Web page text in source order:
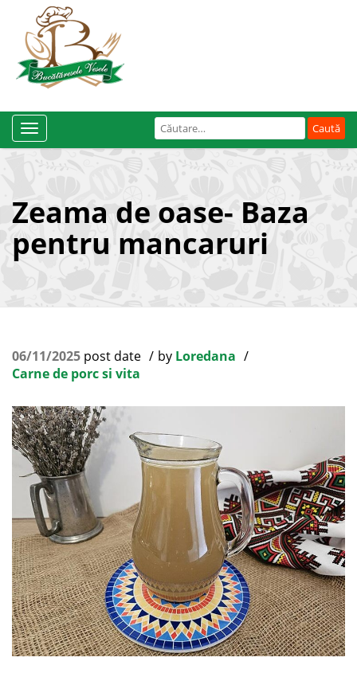
Caută
după:
Toggle
Navigation
Zeama de oase- Baza
pentru mancaruri
06/11/2025 post date by Loredana
Carne de porc si vita